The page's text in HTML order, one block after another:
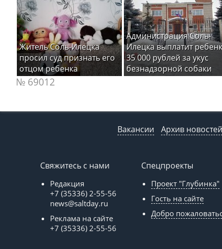
Житель Соль-Илецка
просил суд признать его
отцом ребенка
Администрация Соль-
Илецка выплатит
35 000 рублей за укус
безнадзорной собаки
№ 69012
Вакансии Архив новостей
Свяжитесь с нами
Редакция
+7 (35336) 2-55-56
news@saltday.ru
Реклама на сайте
+7 (35336) 2-55-56
Спецпроекты
Проект "Глубинка"
Гость на сайте
Добро